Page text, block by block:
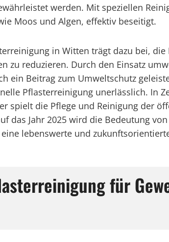
werden. Mit speziellen
Moos und Algen, effektiv beseitigt.
in Witten trägt dazu bei,
zu reduzieren. Durch den Einsatz
ein Beitrag zum Umweltschutz
Pflasterreinigung unerlässlich. In
spielt die Pflege und Reinigung der
das Jahr 2025 wird die Bedeutung
lebenswerte und
für